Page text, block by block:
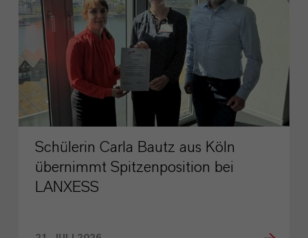
Schülerin Carla Bautz aus Köln
übernimmt Spitzenposition bei
LANXESS